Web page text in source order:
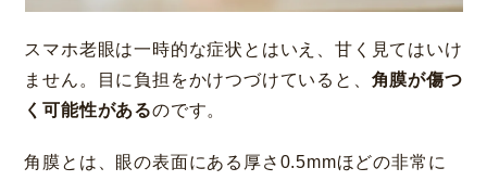
スマホ老眼は一時的な症状とはいえ、甘く見てはいけ
ません。目に負担をかけつづけていると、 角膜が傷つ
く可能性があるのです。
角膜とは、眼の表面にある厚さ0.5mmほどの非常に
CLOSE
福岡 飯塚